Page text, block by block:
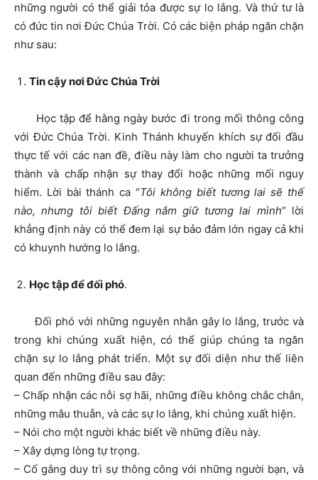
những người có thể giải tỏa được sự lo lắng. Và thứ tư là
có đức tin nơi Đức Chúa Trời. Có các biện pháp ngăn chặn
như sau:
Tin cậy nơi Đức Chúa Trời
Học tập để hằng ngày bước đi trong mối thông công
với Đức Chúa Trời. Kinh Thánh khuyến khích sự đối đầu
thực tế với các nan đề, điều này làm cho người ta trưởng
thành và chấp nhận sự thay đổi hoặc những mối nguy
hiểm. Lời bài thánh ca “Tôi không biết tương lai sẽ thế
nào, nhưng tôi biết Đấng nắm giữ tương lai mình” lời
khẳng định này có thể đem lại sự bảo đảm lớn ngay cả khi
có khuynh hướng lo lắng.
Học tập để đối phó.
Đối phó với những nguyên nhân gây lo lắng, trước và
trong khi chúng xuất hiện, có thể giúp chúng ta ngăn
chặn sự lo lắng phát triển. Một sự đối diện như thế liên
quan đến những điều sau đây:
– Chấp nhận các nỗi sợ hãi, những điều không chắc chắn,
những mâu thuẫn, và các sự lo lắng, khi chúng xuất hiện.
– Nói cho một người khác biết về những điều này.
– Xây dựng lòng tự trọng.
– Cố gắng duy trì sự thông công với những người bạn, và